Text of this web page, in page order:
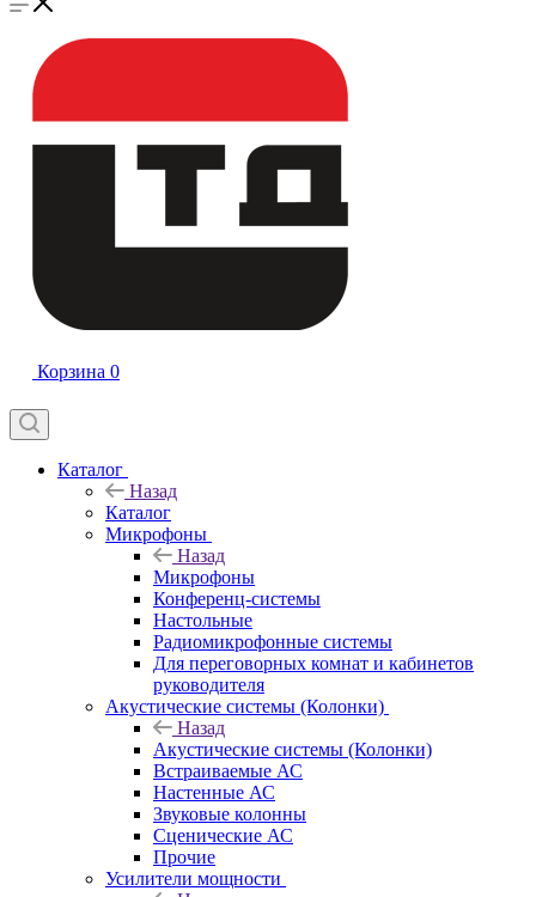
Корзина 0
Каталог
Назад
Каталог
Микрофоны
Назад
Микрофоны
Конференц-системы
Настольные
Радиомикрофонные системы
Для переговорных комнат и кабинетов
руководителя
Акустические системы (Колонки)
Назад
Акустические системы (Колонки)
Встраиваемые АС
Настенные АС
Звуковые колонны
Сценические АС
Прочие
Усилители мощности